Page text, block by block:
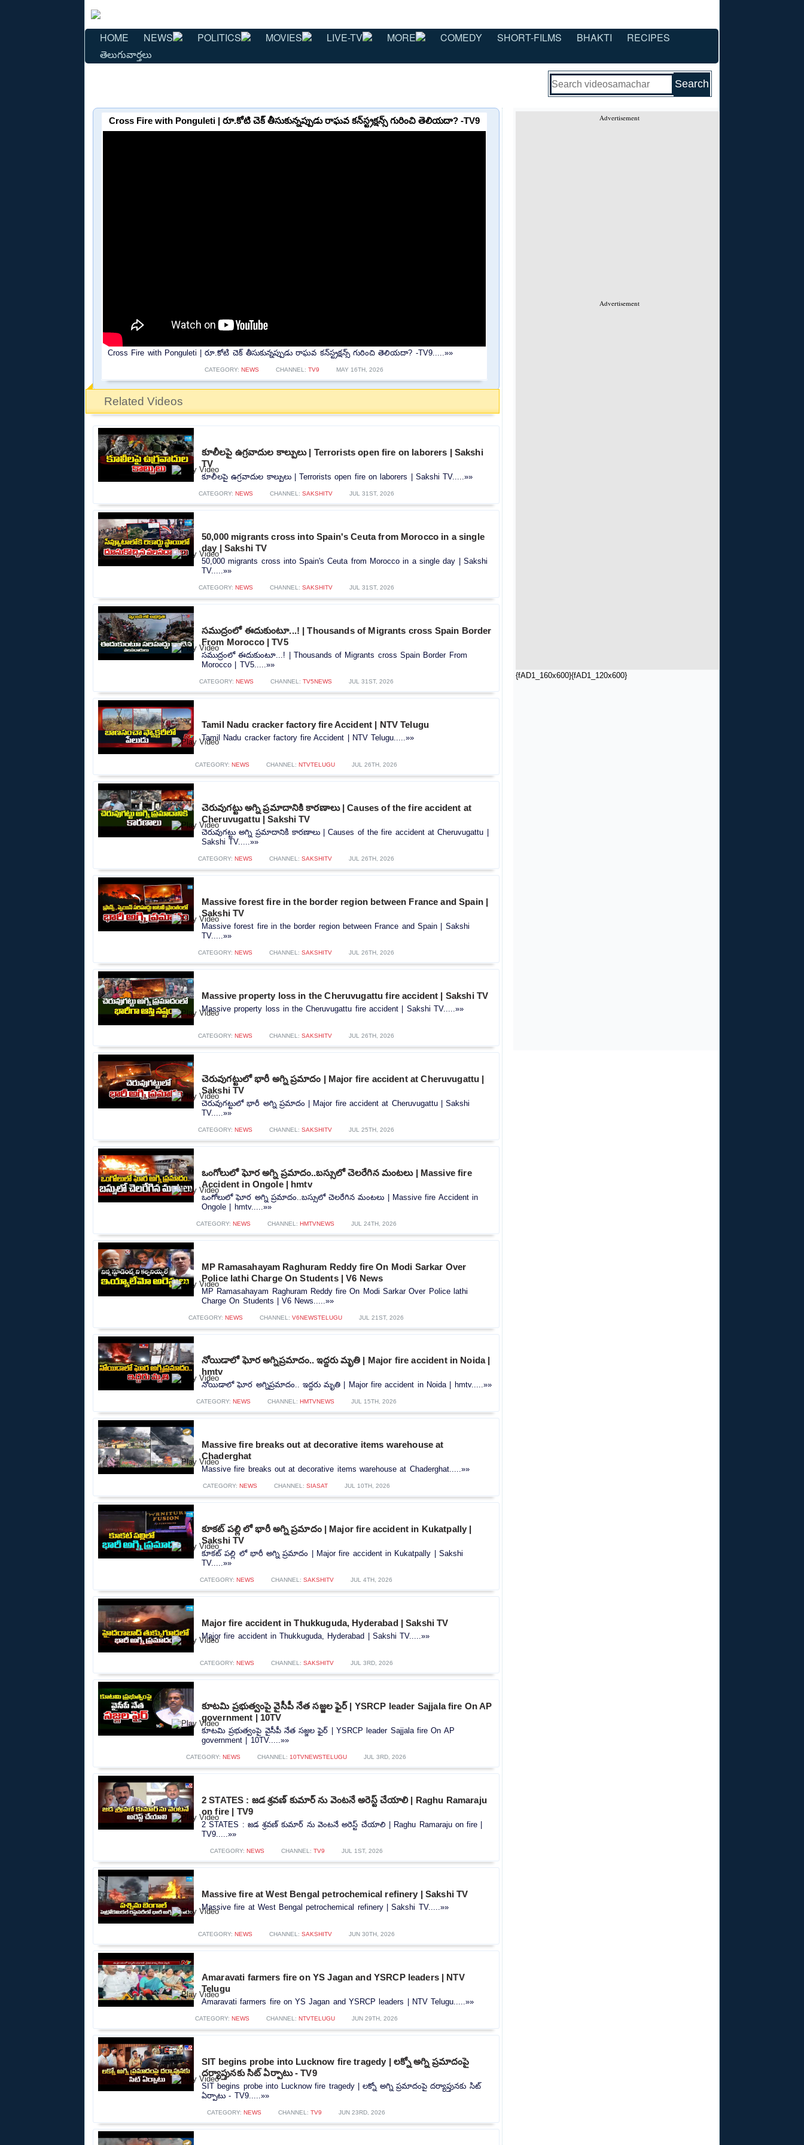
HOME NEWS POLITICS MOVIES LIVE-TV MORE COMEDY SHORT-FILMS BHAKTI
RECIPES
తెలుగువార్తలు
Advertisement
Advertisement
{fAD1_160x600}{fAD1_120x600}
Cross Fire with Ponguleti | రూ.కోటి చెక్ తీసుకున్నప్పుడు రాఘవ కన్‌స్ట్రక్షన్స్ గురించి తెలియదా? -TV9
Cross Fire with Ponguleti | రూ.కోటి చెక్ తీసుకున్నప్పుడు రాఘవ కన్‌స్ట్రక్షన్స్ గురించి తెలియదా? -TV9.....»»
CATEGORY: NEWS CHANNEL:TV9 MAY 16TH, 2026
Related Videos
కూలీలపై ఉగ్రవాదుల కాల్పులు | Terrorists open fire on laborers | Sakshi
TV
కూలీలపై ఉగ్రవాదుల కాల్పులు | Terrorists open fire on laborers | Sakshi TV.....»»
CATEGORY: NEWS CHANNEL: SAKSHITV JUL 31ST, 2026
50,000 migrants cross into Spain's Ceuta from Morocco in a single
day | Sakshi TV
50,000 migrants cross into Spain's Ceuta from Morocco in a single day | Sakshi
TV.....»»
CATEGORY: NEWS CHANNEL: SAKSHITV JUL 31ST, 2026
సముద్రంలో ఈదుకుంటూ...! | Thousands of Migrants cross Spain Border
From Morocco | TV5
సముద్రంలో ఈదుకుంటూ...! | Thousands of Migrants cross Spain Border From
Morocco | TV5.....»»
CATEGORY: NEWS CHANNEL: TV5NEWS JUL 31ST, 2026
Tamil Nadu cracker factory fire Accident | NTV Telugu
Tamil Nadu cracker factory fire Accident | NTV Telugu.....»»
CATEGORY: NEWS CHANNEL: NTVTELUGU JUL 26TH, 2026
చెరువుగట్టు అగ్ని ప్రమాదానికి కారణాలు | Causes of the fire accident at
Cheruvugattu | Sakshi TV
చెరువుగట్టు అగ్ని ప్రమాదానికి కారణాలు | Causes of the fire accident at Cheruvugattu |
Sakshi TV.....»»
CATEGORY: NEWS CHANNEL: SAKSHITV JUL 26TH, 2026
Massive forest fire in the border region between France and Spain |
Sakshi TV
Massive forest fire in the border region between France and Spain | Sakshi
TV.....»»
CATEGORY: NEWS CHANNEL: SAKSHITV JUL 26TH, 2026
Massive property loss in the Cheruvugattu fire accident | Sakshi TV
Massive property loss in the Cheruvugattu fire accident | Sakshi TV.....»»
CATEGORY: NEWS CHANNEL: SAKSHITV JUL 26TH, 2026
చెరువుగట్టులో భారీ అగ్ని ప్రమాదం | Major fire accident at Cheruvugattu |
Sakshi TV
చెరువుగట్టులో భారీ అగ్ని ప్రమాదం | Major fire accident at Cheruvugattu | Sakshi
TV.....»»
CATEGORY: NEWS CHANNEL: SAKSHITV JUL 25TH, 2026
ఒంగోలులో ఘోర అగ్ని ప్రమాదం..బస్సులో చెలరేగిన మంటలు | Massive fire
Accident in Ongole | hmtv
ఒంగోలులో ఘోర అగ్ని ప్రమాదం..బస్సులో చెలరేగిన మంటలు | Massive fire Accident in
Ongole | hmtv.....»»
CATEGORY: NEWS CHANNEL: HMTVNEWS JUL 24TH, 2026
MP Ramasahayam Raghuram Reddy fire On Modi Sarkar Over
Police lathi Charge On Students | V6 News
MP Ramasahayam Raghuram Reddy fire On Modi Sarkar Over Police lathi
Charge On Students | V6 News.....»»
CATEGORY: NEWS CHANNEL: V6NEWSTELUGU JUL 21ST, 2026
నోయిడాలో ఘోర అగ్నిప్రమాదం.. ఇద్దరు మృతి | Major fire accident in Noida |
hmtv
నోయిడాలో ఘోర అగ్నిప్రమాదం.. ఇద్దరు మృతి | Major fire accident in Noida | hmtv.....»»
CATEGORY: NEWS CHANNEL: HMTVNEWS JUL 15TH, 2026
Massive fire breaks out at decorative items warehouse at
Chaderghat
Massive fire breaks out at decorative items warehouse at Chaderghat.....»»
CATEGORY: NEWS CHANNEL: SIASAT JUL 10TH, 2026
కూకట్ పల్లి లో భారీ అగ్ని ప్రమాదం | Major fire accident in Kukatpally |
Sakshi TV
కూకట్ పల్లి లో భారీ అగ్ని ప్రమాదం | Major fire accident in Kukatpally | Sakshi
TV.....»»
CATEGORY: NEWS CHANNEL: SAKSHITV JUL 4TH, 2026
Major fire accident in Thukkuguda, Hyderabad | Sakshi TV
Major fire accident in Thukkuguda, Hyderabad | Sakshi TV.....»»
CATEGORY: NEWS CHANNEL: SAKSHITV JUL 3RD, 2026
కూటమి ప్రభుత్వంపై వైసీపీ నేత సజ్జల ఫైర్ | YSRCP leader Sajjala fire On AP
government | 10TV
కూటమి ప్రభుత్వంపై వైసీపీ నేత సజ్జల ఫైర్ | YSRCP leader Sajjala fire On AP
government | 10TV.....»»
CATEGORY: NEWS CHANNEL: 10TVNEWSTELUGU JUL 3RD, 2026
2 STATES : జడ శ్రవణ్ కుమార్ ను వెంటనే అరెస్ట్ చేయాలి | Raghu Ramaraju
on fire | TV9
2 STATES : జడ శ్రవణ్ కుమార్ ను వెంటనే అరెస్ట్ చేయాలి | Raghu Ramaraju on fire |
TV9.....»»
CATEGORY: NEWS CHANNEL: TV9 JUL 1ST, 2026
Massive fire at West Bengal petrochemical refinery | Sakshi TV
Massive fire at West Bengal petrochemical refinery | Sakshi TV.....»»
CATEGORY: NEWS CHANNEL: SAKSHITV JUN 30TH, 2026
Amaravati farmers fire on YS Jagan and YSRCP leaders | NTV
Telugu
Amaravati farmers fire on YS Jagan and YSRCP leaders | NTV Telugu.....»»
CATEGORY: NEWS CHANNEL: NTVTELUGU JUN 29TH, 2026
SIT begins probe into Lucknow fire tragedy | లక్నో అగ్ని ప్రమాదంపై
దర్యాప్తునకు సిట్ ఏర్పాటు - TV9
SIT begins probe into Lucknow fire tragedy | లక్నో అగ్ని ప్రమాదంపై దర్యాప్తునకు సిట్
ఏర్పాటు - TV9.....»»
CATEGORY: NEWS CHANNEL: TV9 JUN 23RD, 2026